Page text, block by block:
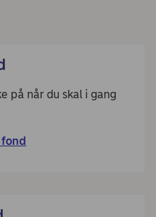
på når du skal i gang